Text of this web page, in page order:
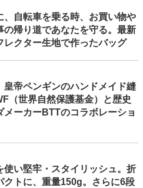
、自転車を乗る時、お買い物や
の帰り道であなたを守る。最新
レクター生地で作ったバッグ
皇帝ペンギンのハンドメイド縫
（世界自然保護基金）と歴史
メーカーBTTのコラボレーショ
使い堅牢・スタイリッシュ。折
クトに、重量150g。さらに6段